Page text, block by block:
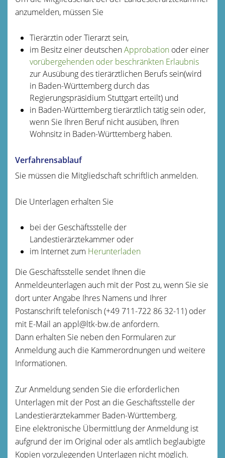
anzumelden, müssen Sie
Tierärztin oder Tierarzt sein,
im Besitz einer deutschenApprobationoder einer
vorübergehenden oder beschränkten Erlaubnis
zur Ausübung des tierärztlichen Berufs sein(wird
in Baden-Württemberg durch das
Regierungspräsidium Stuttgart erteilt)und
in Baden-Württemberg tierärztlich tätig sein oder,
wenn Sie Ihren Beruf nicht ausüben, Ihren
Wohnsitz in Baden-Württemberg haben.
Verfahrensablauf
Sie müssen die Mitgliedschaft schriftlich anmelden.
Die Unterlagen erhalten Sie
bei der Geschäftsstelle der
Landestierärztekammer oder
im Internet zum Herunterladen
Die Geschäftsstelle sendet Ihnen die
Anmeldeunterlagen auch mit der Post zu, wenn Sie sie
dort unter Angabe Ihres Namens und Ihrer
Postanschrift telefonisch (+49 711-722 86 32-11) oder
mit E-Mail an appl@ltk-bw.de anfordern.
Dann erhalten Sie neben den Formularen zur
Anmeldung auch die Kammerordnungen und weitere
Informationen.
Zur Anmeldung senden Sie die erforderlichen
Unterlagen mit der Post an die Geschäftsstelle der
Landestierärztekammer Baden-Württemberg.
Eine elektronische Übermittlung der Anmeldung ist
aufgrund der im Original oder als amtlich beglaubigte
Kopien vorzulegenden Unterlagen nicht möglich.